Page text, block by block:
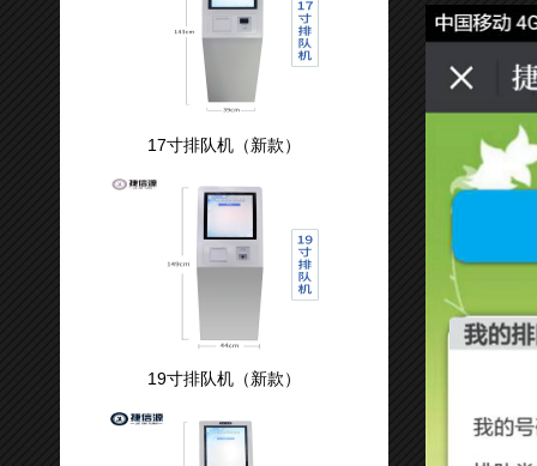
17寸排队机（新款）
19寸排队机（新款）